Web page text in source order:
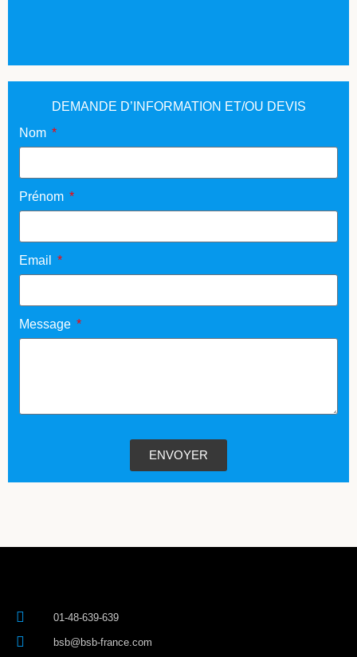
DEMANDE D’INFORMATION ET/OU DEVIS
Nom
Prénom
Email
Message
ENVOYER
01-48-639-639
bsb@bsb-france.com